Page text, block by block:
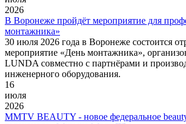
2026
В Воронеже пройдёт мероприятие для
монтажника»
30 июля 2026 года в Воронеже состоится
мероприятие «День монтажника»,
LUNDA совместно с партнёрами и
инженерного оборудования.
16
июля
2026
MMTV BEAUTY - новое федеральное